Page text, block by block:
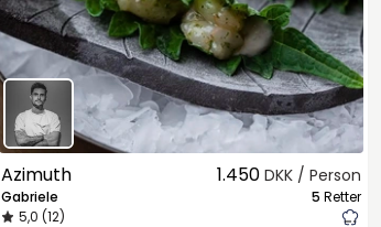
Azimuth
Gabriele
5,0 (12)
1.450 DKK / Person
5 Retter